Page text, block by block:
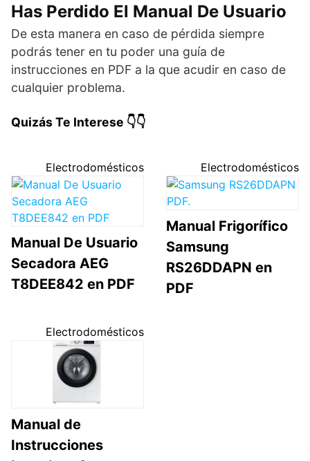
Has Perdido El Manual De Usuario
De esta manera en caso de pérdida siempre
podrás tener en tu poder una guía de
instrucciones en PDF a la que acudir en caso de
cualquier problema.
Quizás Te Interese 👇👇
Electrodomésticos
Manual De Usuario
Secadora AEG
T8DEE842 en PDF
Electrodomésticos
Manual Frigorífico
Samsung
RS26DDAPN en
PDF
Electrodomésticos
Manual de
Instrucciones